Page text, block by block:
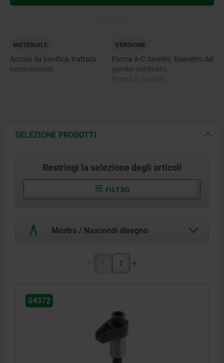
MATERIALE
Acciaio da bonifica, trattato
termicamente.
VERSIONE
Forma A-C: brunito. Diametro del
gambo rettificato.
SELEZIONE PRODOTTI
Restringi la selezione degli articoli
FILTRO
Mostra / Nascondi disegno
1 2
04372